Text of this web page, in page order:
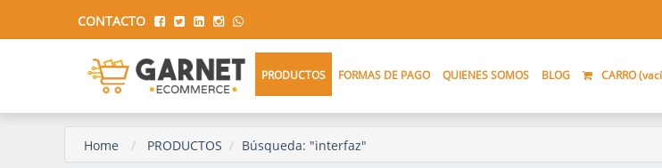
CONTACTO
PRODUCTOS FORMAS DE PAGO QUIENES SOMOS BLOG CARRO (
Home PRODUCTOS Búsqueda: "interfaz"